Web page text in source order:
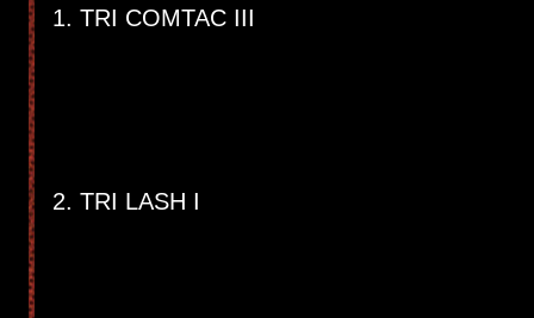
1. TRI COMTAC III
2. TRI LASH I